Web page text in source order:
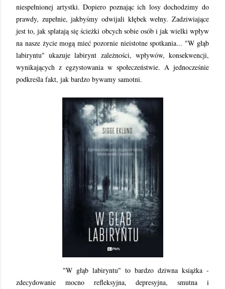
niespełnionej artystki. Dopiero poznając ich losy dochodzimy do
prawdy, zupełnie, jakbyśmy odwijali kłębek wełny. Zadziwiające
jest to, jak splatają się ścieżki obcych sobie osób i jak wielki wpływ
na nasze życie mogą mieć pozornie nieistotne spotkania... "W głąb
labiryntu" ukazuje labirynt zależności, wpływów, konsekwencji,
wynikających z egzystowania w społeczeństwie. A jednocześnie
podkreśla fakt, jak bardzo bywamy samotni.
"W głąb labiryntu" to bardzo dziwna książka -
zdecydowanie mocno refleksyjna, depresyjna, smutna i